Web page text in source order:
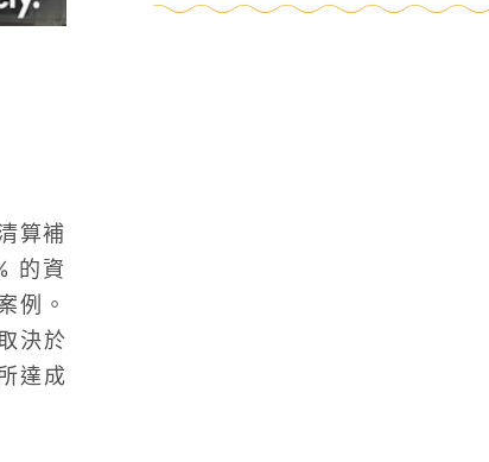
算補
的資
例。
決於
達成